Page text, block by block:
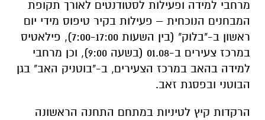
מרחבי למידה ופעילות לסטודנטים לאורך תקופת
המבחנים הנוכחית – פעילות בקיר טיפוס מידי יום
ראשון ב-"בלוק" (בין השעות 7:00-17:00), פילאטיס
במרכז צעירים ב-01.08 (בשעה 9:00), וכן מרחבי
למידה בהאב במרכז הצעירים, ב-"בוטניק האב" בגן
הבוטני ובפסגת זאב.
הרקדות קיץ לטיניות במתחם התחנה הראשונה